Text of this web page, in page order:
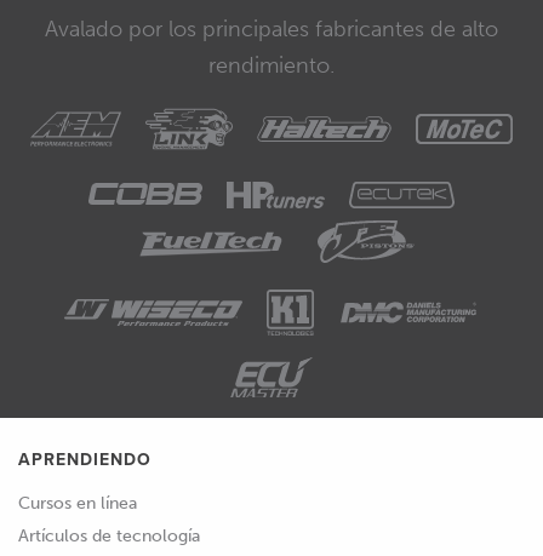
Avalado por los principales fabricantes de alto
rendimiento.
APRENDIENDO
Cursos en línea
Artículos de tecnología